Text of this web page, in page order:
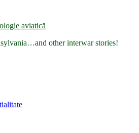
aviatică
other interwar stories!